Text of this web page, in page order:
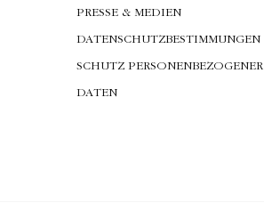
PRESSE & MEDIEN
DATENSCHUTZBESTIMMUNGEN
SCHUTZ PERSONENBEZOGENER
DATEN